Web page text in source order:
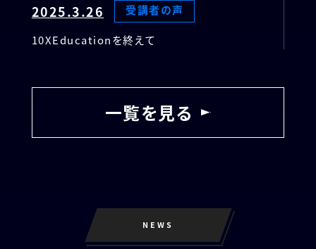
2025.3.26 受講者の声
10XEducationを終えて
一覧を見る
NEWS